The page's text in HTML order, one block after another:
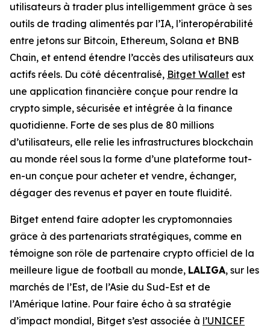
utilisateurs à trader plus intelligemment grâce à ses
outils de trading alimentés par l’IA, l’interopérabilité
entre jetons sur Bitcoin, Ethereum, Solana et BNB
Chain, et entend étendre l’accès des utilisateurs aux
actifs réels. Du côté décentralisé, Bitget Wallet est
une application financière conçue pour rendre la
crypto simple, sécurisée et intégrée à la finance
quotidienne. Forte de ses plus de 80 millions
d’utilisateurs, elle relie les infrastructures blockchain
au monde réel sous la forme d’une plateforme tout-
en-un conçue pour acheter et vendre, échanger,
dégager des revenus et payer en toute fluidité.
Bitget entend faire adopter les cryptomonnaies
grâce à des partenariats stratégiques, comme en
témoigne son rôle de partenaire crypto officiel de la
meilleure ligue de football au monde, LALIGA, sur les
marchés de l’Est, de l’Asie du Sud-Est et de
l’Amérique latine. Pour faire écho à sa stratégie
d’impact mondial, Bitget s’est associée à l’UNICEF